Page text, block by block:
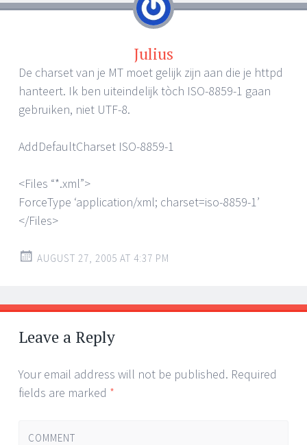
Julius
De charset van je MT moet gelijk zijn aan die je httpd
hanteert. Ik ben uiteindelijk tòch ISO-8859-1 gaan
gebruiken, niet UTF-8.
AddDefaultCharset ISO-8859-1
<Files “*.xml”>
ForceType ‘application/xml; charset=iso-8859-1’
</Files>
AUGUST 27, 2005 AT 4:37 PM
Leave a Reply
Your email address will not be published. Required
fields are marked *
COMMENT